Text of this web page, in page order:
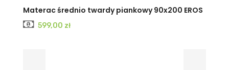
Materac średnio twardy piankowy 90x200 EROS
Cena
599,00 zł